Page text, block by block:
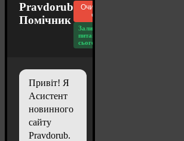
Pravdorub
Помічник
Очистити
чат
Залишилось
питань
сьогодні: 20
Привіт! Я
Асистент
новинного
сайту
Pravdorub.